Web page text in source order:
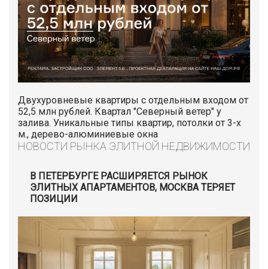
Двухуровневые квартиры с отдельным входом от
52,5 млн рублей. Квартал "Северный ветер" у
залива. Уникальные типы квартир, потолки от 3-х
м., дерево-алюминиевые окна
НОВОСТИ РЫНКА ЭЛИТНОЙ НЕДВИЖИМОСТИ
В ПЕТЕРБУРГЕ РАСШИРЯЕТСЯ РЫНОК
ЭЛИТНЫХ АПАРТАМЕНТОВ, МОСКВА ТЕРЯЕТ
ПОЗИЦИИ